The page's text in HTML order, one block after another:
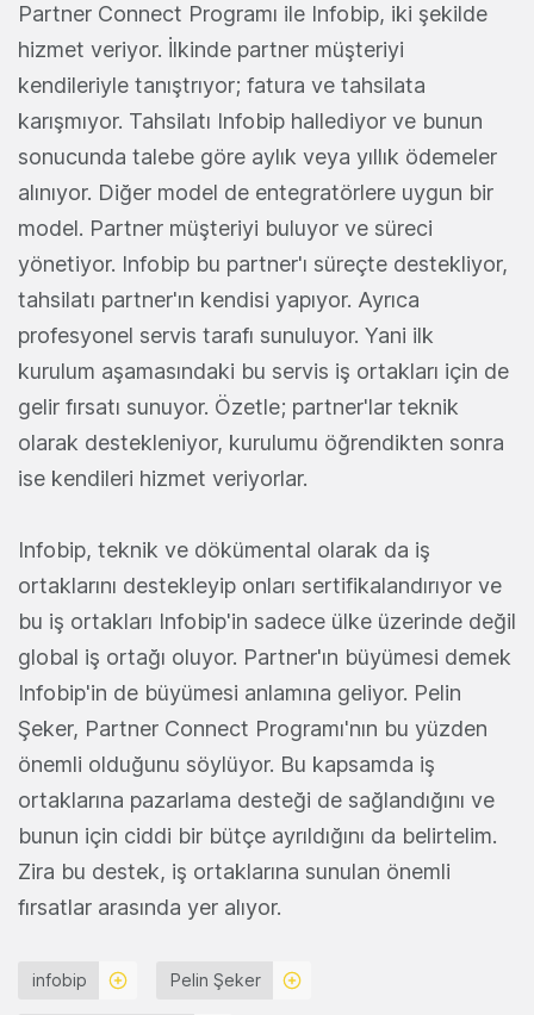
Partner Connect Programı ile Infobip, iki şekilde
hizmet veriyor. İlkinde partner müşteriyi
kendileriyle tanıştrıyor; fatura ve tahsilata
karışmıyor. Tahsilatı Infobip hallediyor ve bunun
sonucunda talebe göre aylık veya yıllık ödemeler
alınıyor. Diğer model de entegratörlere uygun bir
model. Partner müşteriyi buluyor ve süreci
yönetiyor. Infobip bu partner'ı süreçte destekliyor,
tahsilatı partner'ın kendisi yapıyor. Ayrıca
profesyonel servis tarafı sunuluyor. Yani ilk
kurulum aşamasındaki bu servis iş ortakları için de
gelir fırsatı sunuyor. Özetle; partner'lar teknik
olarak destekleniyor, kurulumu öğrendikten sonra
ise kendileri hizmet veriyorlar.
Infobip, teknik ve dökümental olarak da iş
ortaklarını destekleyip onları sertifikalandırıyor ve
bu iş ortakları Infobip'in sadece ülke üzerinde değil
global iş ortağı oluyor. Partner'ın büyümesi demek
Infobip'in de büyümesi anlamına geliyor. Pelin
Şeker, Partner Connect Programı'nın bu yüzden
önemli olduğunu söylüyor. Bu kapsamda iş
ortaklarına pazarlama desteği de sağlandığını ve
bunun için ciddi bir bütçe ayrıldığını da belirtelim.
Zira bu destek, iş ortaklarına sunulan önemli
fırsatlar arasında yer alıyor.
infobip Pelin Şeker